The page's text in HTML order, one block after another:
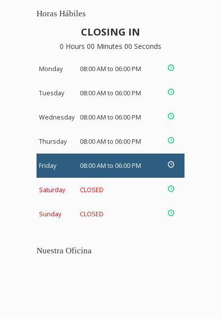
Horas Hábiles
CLOSING IN
0 Hours 00 Minutes 00 Seconds
Monday 08:00 AM to 06:00 PM
Tuesday 08:00 AM to 06:00 PM
Wednesday 08:00 AM to 06:00 PM
Thursday 08:00 AM to 06:00 PM
Friday 08:00 AM to 06:00 PM
Saturday CLOSED
Sunday CLOSED
Nuestra Oficina